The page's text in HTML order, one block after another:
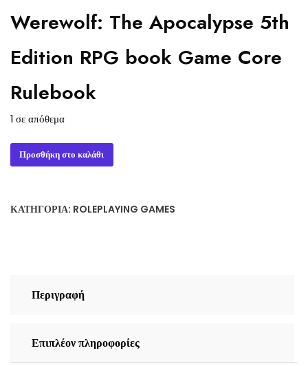
Werewolf: The Apocalypse 5th
Edition RPG book Game Core
Rulebook
1 σε απόθεμα
Werewolf:
The
Edition
Rulebook
Προσθήκη στο καλάθι
ΚΑΤΗΓΟΡΊΑ: ROLEPLAYING GAMES
Περιγραφή
Επιπλέον πληροφορίες